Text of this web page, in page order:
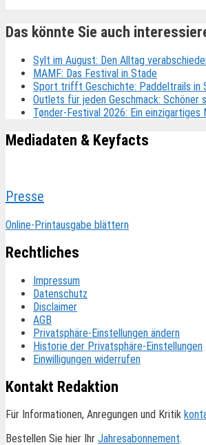
Das könnte Sie auch
Sylt im August: Den Alltag
MAMF: Das Festival in Stade
Sport trifft Geschichte: Paddeltrails in
Outlets für jeden Geschmack: Schöner
Tønder-Festival 2026: Ein einzigartiges
Mediadaten & Keyfacts
Presse
Online-Printausgabe blättern
Rechtliches
Impressum
Datenschutz
Disclaimer
AGB
Privatsphäre-Einstellungen ändern
Historie der Privatsphäre-Einstellungen
Einwilligungen widerrufen
Kontakt Redaktion
Für Informationen, Anregungen und Kritik
Bestellen Sie hier Ihr Jahresabonnement.